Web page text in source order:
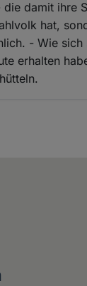
die damit ihre
hat,
- Wie sich
erhalten